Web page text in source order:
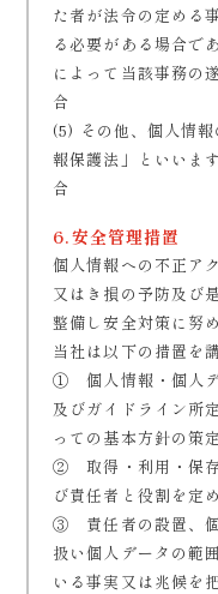
た者が法令の定める
る必要がある場合で
によって当該事務の
合
(5) その他、個人情
報保護法」といいま
合
6.安全管理措置
個人情報への不正ア
又はき損の予防及び
整備し安全対策に努
当社は以下の措置を
① 個人情報・個人デ
及びガイドライン所
っての基本方針の策定
② 取得・利用・保存
び責任者と役割を定
③ 責任者の設置、個
扱い個人データの範
いる事実又は兆候を